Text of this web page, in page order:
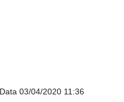
Data 03/04/2020 11:36